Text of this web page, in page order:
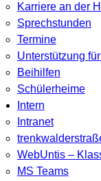
Karriere an der
Sprechstunden
Termine
Unterstützung
Beihilfen
Schülerheime
Intern
Intranet
WebUntis –
MS Teams